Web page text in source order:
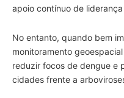
apoio contínuo de
No entanto, quando bem
monitoramento
reduzir focos de dengue e
cidades frente a